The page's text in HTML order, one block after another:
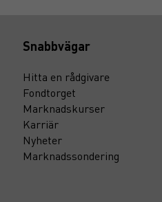
Snabbvägar
Hitta en rådgivare
Fondtorget
Marknadskurser
Karriär
Nyheter
Marknadssondering